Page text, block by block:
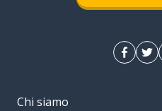
Chi siamo